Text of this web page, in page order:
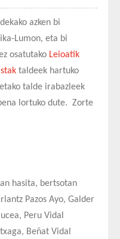
azken bi
Lumon, eta bi
osatutako Leioatik
taldeek hartuko
talde irabazleek
lortuko dute. Zorte
hasita, bertsotan
Pazos Ayo, Galder
Peru Vidal
Beñat Vidal